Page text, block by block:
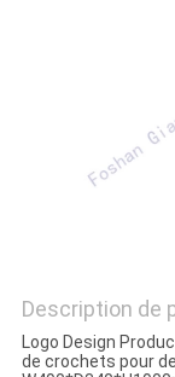
Description de
Logo Design
de crochets pour